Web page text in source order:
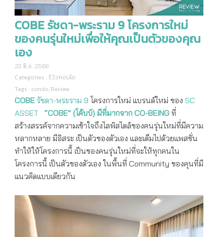
COBE รัชดา-พระราม 9 โครงการใหม่
ของคนรุ่นใหม่เพื่อให้คุณเป็นตัวของคุณ
เอง
23 มิ.ย. 2566
Categories : รีวิวคอนโด
Tags : condo, Review
COBE รัชดา-พระราม 9 โครงการใหม่ แบรนด์ใหม่ ของ SC
ASSET
“COBE” (โค้บบ์) มีที่มากจาก CO-BEING ที่
สร้างสรรค์จากความเข้าใจถึงไลฟ์สไตล์ของคนรุ่นใหม่ที่มีความ
หลากหลาย มีอิสระ เป็นตัวของตัวเอง และเต็มไปด้วยแพสชั่น
ทำให้ให้โครงการนี้ เป็นของคนรุ่นใหม่ที่จะให้ทุกคนใน
โครงการนี้ เป็นตัวของตัวเอง ในพื้นที่ Community ของคุนที่มี
แนวคิดแบบเดียวกัน